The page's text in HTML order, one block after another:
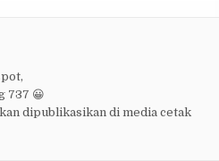
737 😀
dipublikasikan di media cetak